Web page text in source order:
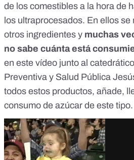
de los comestibles a la hora de
los ultraprocesados. En ellos se
otros ingredientes y muchas
no sabe cuánta está
en este vídeo junto al
Preventiva y Salud Pública
todos estos productos, añade,
consumo de azúcar de este tipo.